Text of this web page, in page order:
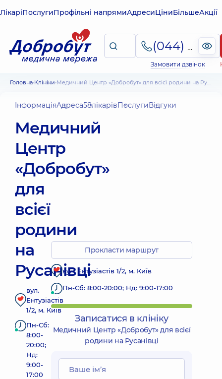
ЛікаріПослугиПрофільні напрямиАдресиЦіниБільшеАкції
(044) 495-2-888
Замовити дзвінок
Головна Клініки Медичний Центр «Добробут» для всієї родини на Русанівці
ІнформаціяАдреса58лікарівПослугиВідгуки
Медичний
Центр
«Добробут»
для
всієї
родини
на
Русанівці
вул.
Ентузіастів
1/2, м. Київ
Пн-Сб:
8:00-
20:00;
Нд:
9:00-
17:00
Прокласти маршрут
вул. Ентузіастів 1/2, м. Київ
Пн-Сб: 8:00-20:00; Нд: 9:00-17:00
Записатися в клініку
Медичний Центр «Добробут» для всієї
родини на Русанівці